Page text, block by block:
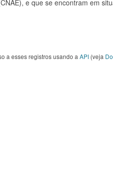
e que se encontram em
a esses registros usando a API (veja